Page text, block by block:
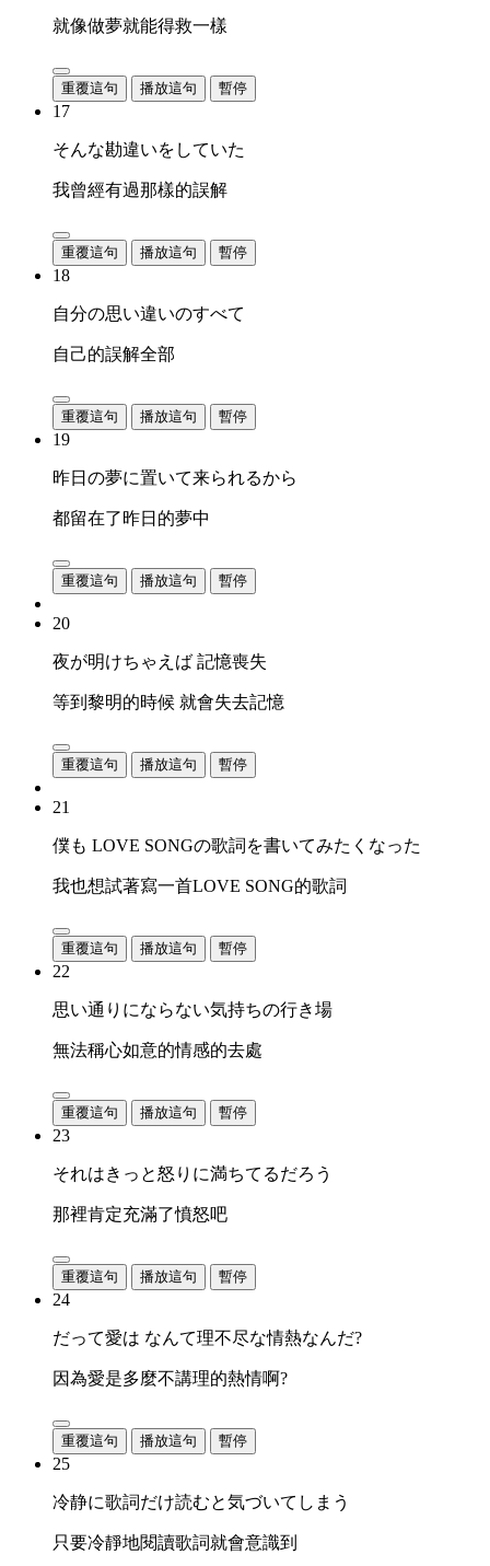
就像做夢就能得救一樣
重覆這句 播放這句 暫停
17
そんな勘違いをしていた
我曾經有過那樣的誤解
重覆這句 播放這句 暫停
18
自分の思い違いのすべて
自己的誤解全部
重覆這句 播放這句 暫停
19
昨日の夢に置いて来られるから
都留在了昨日的夢中
重覆這句 播放這句 暫停
20
夜が明けちゃえば 記憶喪失
等到黎明的時候 就會失去記憶
重覆這句 播放這句 暫停
21
僕も LOVE SONGの歌詞を書いてみたくなった
我也想試著寫一首LOVE SONG的歌詞
重覆這句 播放這句 暫停
22
思い通りにならない気持ちの行き場
無法稱心如意的情感的去處
重覆這句 播放這句 暫停
23
それはきっと怒りに満ちてるだろう
那裡肯定充滿了憤怒吧
重覆這句 播放這句 暫停
24
だって愛は なんて理不尽な情熱なんだ?
因為愛是多麼不講理的熱情啊?
重覆這句 播放這句 暫停
25
冷静に歌詞だけ読むと気づいてしまう
只要冷靜地閱讀歌詞就會意識到